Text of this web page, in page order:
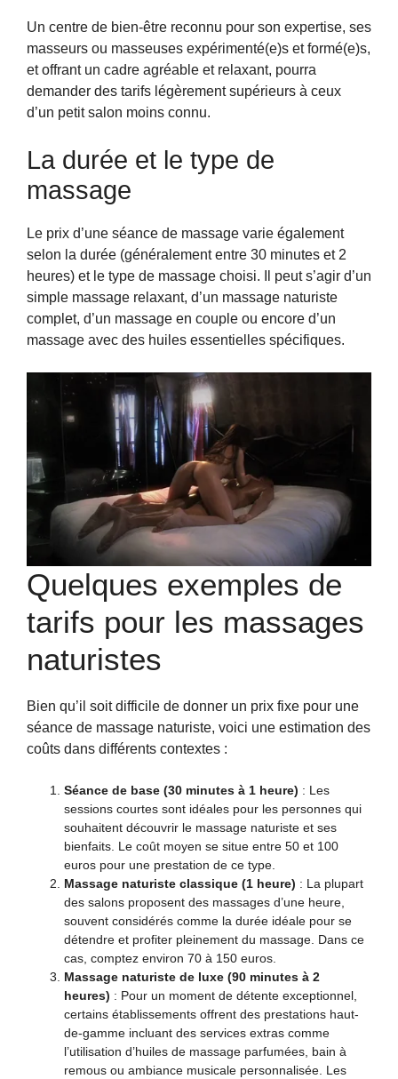
Un centre de bien-être reconnu pour son expertise, ses
masseurs ou masseuses expérimenté(e)s et formé(e)s,
et offrant un cadre agréable et relaxant, pourra
demander des tarifs légèrement supérieurs à ceux
d’un petit salon moins connu.
La durée et le type de
massage
Le prix d’une séance de massage varie également
selon la durée (généralement entre 30 minutes et 2
heures) et le type de massage choisi. Il peut s’agir d’un
simple massage relaxant, d’un massage naturiste
complet, d’un massage en couple ou encore d’un
massage avec des huiles essentielles spécifiques.
Quelques exemples de
tarifs pour les massages
naturistes
Bien qu’il soit difficile de donner un prix fixe pour une
séance de massage naturiste, voici une estimation des
coûts dans différents contextes :
Séance de base (30 minutes à 1 heure) : Les
sessions courtes sont idéales pour les personnes qui
souhaitent découvrir le massage naturiste et ses
bienfaits. Le coût moyen se situe entre 50 et 100
euros pour une prestation de ce type.
Massage naturiste classique (1 heure) : La plupart
des salons proposent des massages d’une heure,
souvent considérés comme la durée idéale pour se
détendre et profiter pleinement du massage. Dans ce
cas, comptez environ 70 à 150 euros.
Massage naturiste de luxe (90 minutes à 2
heures) : Pour un moment de détente exceptionnel,
certains établissements offrent des prestations haut-
de-gamme incluant des services extras comme
l’utilisation d’huiles de massage parfumées, bain à
remous ou ambiance musicale personnalisée. Les